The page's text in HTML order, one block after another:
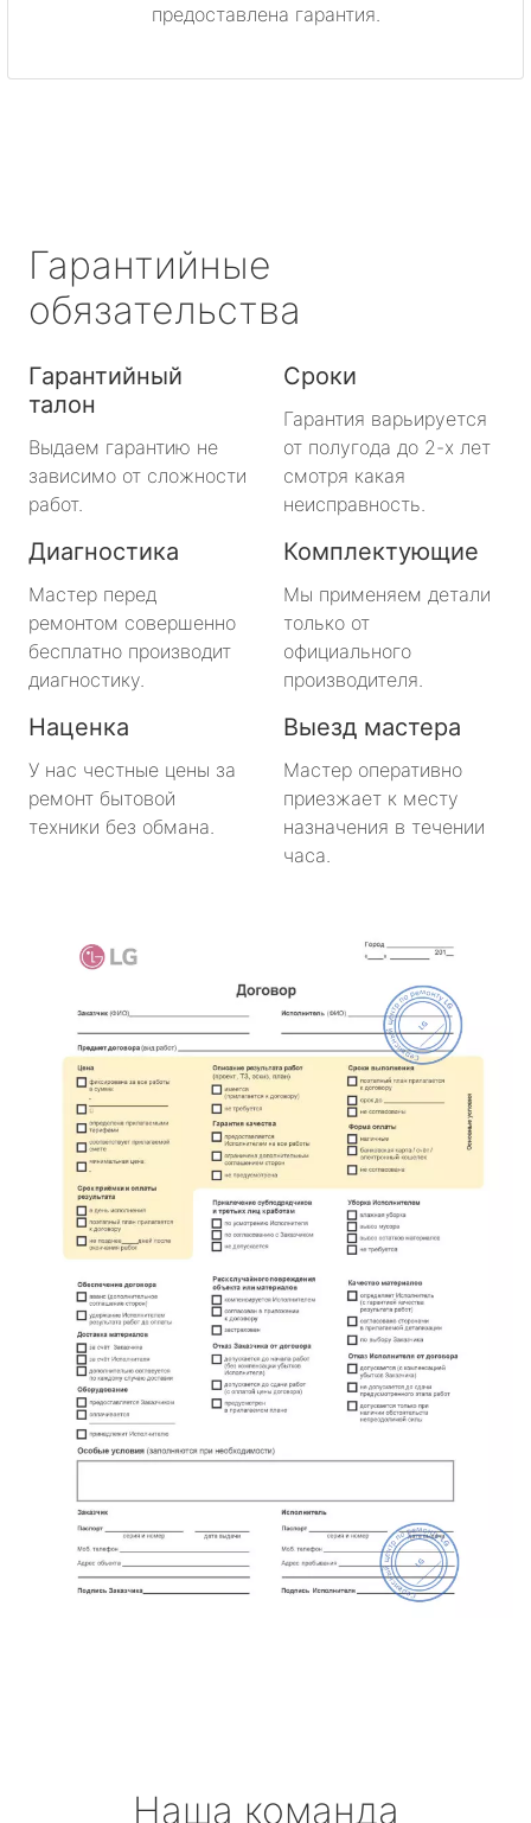
предоставлена гарантия.
Гарантийные
обязательства
Гарантийный
талон
Выдаем гарантию не
зависимо от сложности
работ.
Сроки
Гарантия варьируется
от полугода до 2-х лет
смотря какая
неисправность.
Диагностика
Мастер перед
ремонтом совершенно
бесплатно производит
диагностику.
Комплектующие
Мы применяем детали
только от
официального
производителя.
Наценка
У нас честные цены за
ремонт бытовой
техники без обмана.
Выезд мастера
Мастер оперативно
приезжает к месту
назначения в течении
часа.
Наша команда